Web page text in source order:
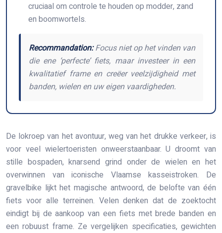
cruciaal om controle te houden op modder, zand
en boomwortels.
Recommandation:Focus niet op het vinden van
die ene ‘perfecte’ fiets, maar investeer in een
kwalitatief frame en creëer veelzijdigheid met
banden, wielen en uw eigen vaardigheden.
De lokroep van het avontuur, weg van het drukke verkeer, is
voor veel wielertoeristen onweerstaanbaar. U droomt van
stille bospaden, knarsend grind onder de wielen en het
overwinnen van iconische Vlaamse kasseistroken. De
gravelbike lijkt het magische antwoord, de belofte van één
fiets voor alle terreinen. Velen denken dat de zoektocht
eindigt bij de aankoop van een fiets met brede banden en
een robuust frame. Ze vergelijken specificaties, gewichten